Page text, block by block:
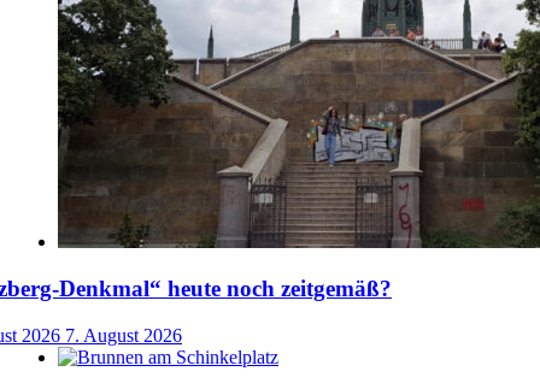
Denkmal“ heute noch zeitgemäß?
2026 7. August 2026